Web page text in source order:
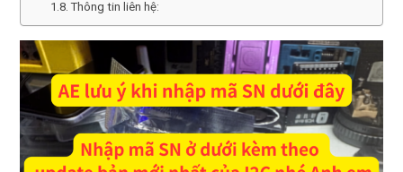
Thông tin liên hệ: